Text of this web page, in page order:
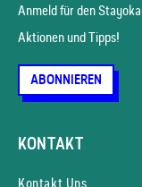
Anmeld für den
Aktionen und Tipps!
ABONNIEREN
KONTAKT
Kontakt Uns